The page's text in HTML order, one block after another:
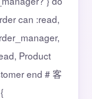
can :read,
Product
end # 客